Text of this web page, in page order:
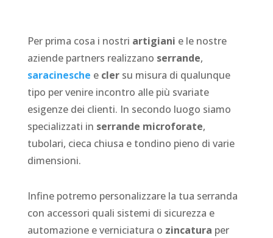
Per prima cosa i nostri artigiani e le nostre
aziende partners realizzano serrande,
saracinesche e clersu misura di qualunque
tipo per venire incontro alle più svariate
esigenze dei clienti. In secondo luogo siamo
specializzati in serrande microforate,
tubolari, cieca chiusa e tondino pieno di varie
dimensioni.
Infine potremo personalizzare la tua serranda
con accessori quali sistemi di sicurezza e
automazione e verniciatura o zincatura per